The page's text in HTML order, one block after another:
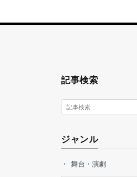
記事検索
ジャンル
舞台・演劇